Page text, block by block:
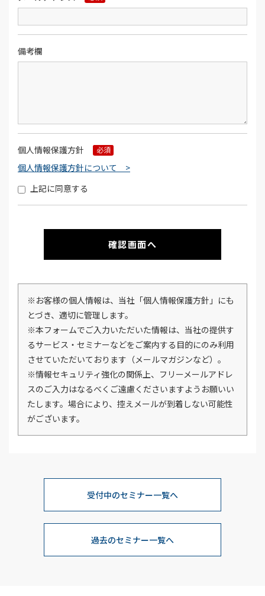
備考欄
個人情報保護方針 必須
個人情報保護方針について >
上記に同意する
※お客様の個人情報は、当社「個人情報保護方針」にも
とづき、適切に管理します。
※本フォームでご入力いただいた情報は、当社の提供す
るサービス・セミナーなどをご案内する目的にのみ利用
させていただいております（メールマガジンなど）。
※情報セキュリティ強化の関係上、フリーメールアドレ
スのご入力はなるべくご遠慮くださいますようお願いい
たします。場合により、控えメールが到着しない可能性
がございます。
受付中のセミナー一覧へ
過去のセミナー一覧へ